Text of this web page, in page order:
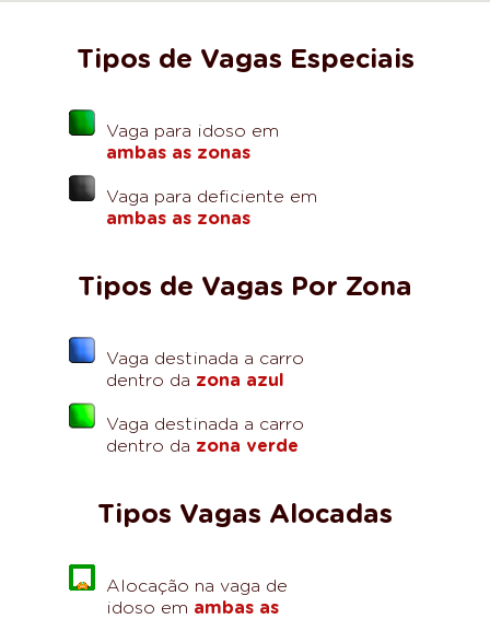
Tipos de Vagas Especiais
Vaga para idoso em
ambas as zonas
Vaga para deficiente em
ambas as zonas
Tipos de Vagas Por Zona
Vaga destinada a carro
dentro da zona azul
Vaga destinada a carro
dentro da zona verde
Tipos Vagas Alocadas
Alocação na vaga de
idoso em ambas as